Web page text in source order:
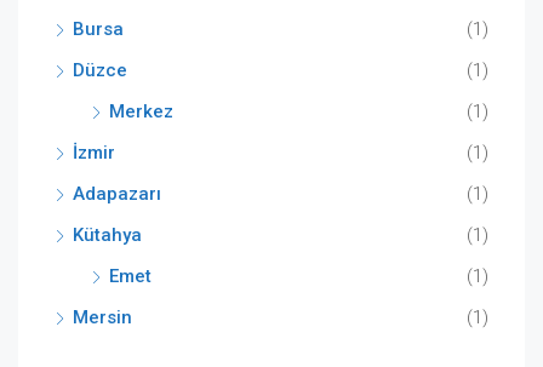
Bursa
(1)
Düzce
(1)
Merkez
(1)
İzmir
(1)
Adapazarı
(1)
Kütahya
(1)
Emet
(1)
Mersin
(1)